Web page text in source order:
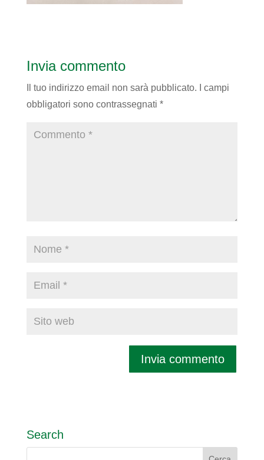
Invia commento
Il tuo indirizzo email non sarà pubblicato.
I campi
obbligatori sono contrassegnati *
Search